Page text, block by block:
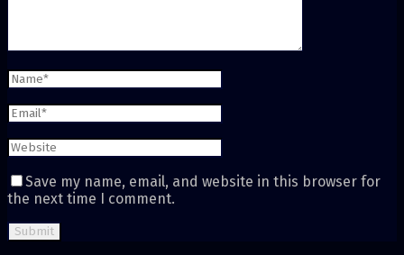
Save my name, email, and website in this browser for
the next time I comment.